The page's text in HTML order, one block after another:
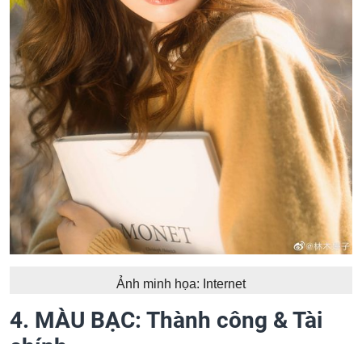
Ảnh minh họa: Internet
4. MÀU BẠC: Thành công & Tài